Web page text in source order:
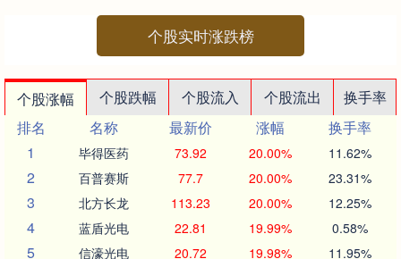
个股实时涨跌榜
个股涨幅 个股跌幅 个股流入 个股流出
换手率
排名
名称 最新价 涨幅
换手率
1
毕得医药 73.92 20.00% 11.62%
2 百普赛斯 77.7 20.00% 23.31%
3 北方长龙 113.23 20.00% 12.25%
4 蓝盾光电 22.81 19.99% 0.58%
5 信濠光电 20.72 19.98% 11.95%